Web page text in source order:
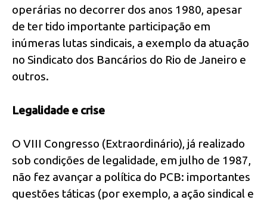
operárias no decorrer dos anos 1980, apesar
de ter tido importante participação em
inúmeras lutas sindicais, a exemplo da atuação
no Sindicato dos Bancários do Rio de Janeiro e
outros.
Legalidade e crise
O VIII Congresso (Extraordinário), já realizado
sob condições de legalidade, em julho de 1987,
não fez avançar a política do PCB: importantes
questões táticas (por exemplo, a ação sindical e